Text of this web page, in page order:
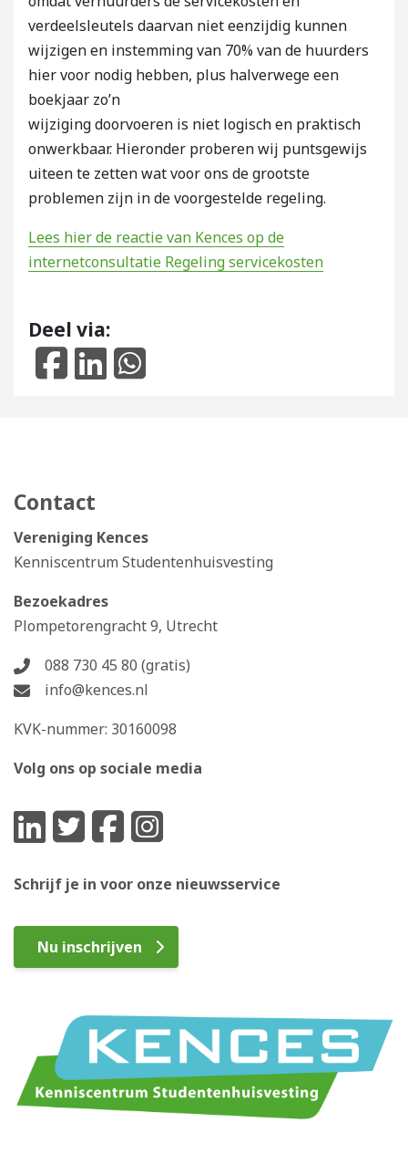
verdeelsleutels daarvan niet eenzijdig kunnen
wijzigen en instemming van 70% van de huurders
hier voor nodig hebben, plus halverwege een
boekjaar zo’n
wijziging doorvoeren is niet logisch en praktisch
onwerkbaar. Hieronder proberen wij puntsgewijs
uiteen te zetten wat voor ons de grootste
problemen zijn in de voorgestelde regeling.
Lees hier de reactie van Kences op de
internetconsultatie Regeling servicekosten
Deel via:
Contact
Vereniging Kences
Kenniscentrum Studentenhuisvesting
Bezoekadres
Plompetorengracht 9, Utrecht
088 730 45 80 (gratis)
info@kences.nl
KVK-nummer: 30160098
Volg ons op sociale media
Schrijf je in voor onze nieuwsservice
Nu inschrijven